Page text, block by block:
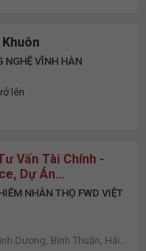
NGHỆ VĨNH HÀN
lên
Vấn Tài Chính -
Dự Án
QuốcNHÂN THỌ FWD VIỆT
Dương, Bình Thuận, Hải